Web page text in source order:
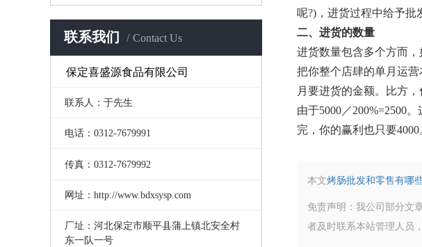
联系我们 Contact Us
保定喜盛源食品有限公司
联系人：于先生
电话：0312-7679991
传真：0312-7679992
网址：http://www.bdxsysp.com
厂址：河北保定市顺平县蒲上镇北安全村
东一队一号
呢?)，进货过程中给予批
二、进货的数量
进货数量包含多个方而
把你整个店肆的单月运
月要进货的金额。比方
由于5000／200%=2500
完，你的赢利也只要4000
本文烤肠批发和零售有哪
免责声明：我公司部分文
者及时联系本站管理人员